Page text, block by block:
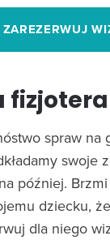
ZAREZERWUJ
spraw na
swoje
później.
dziecku,
dla niego